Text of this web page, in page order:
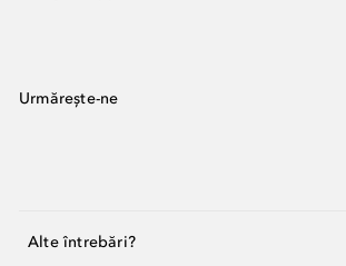
Urmărește-ne
Alte întrebări?